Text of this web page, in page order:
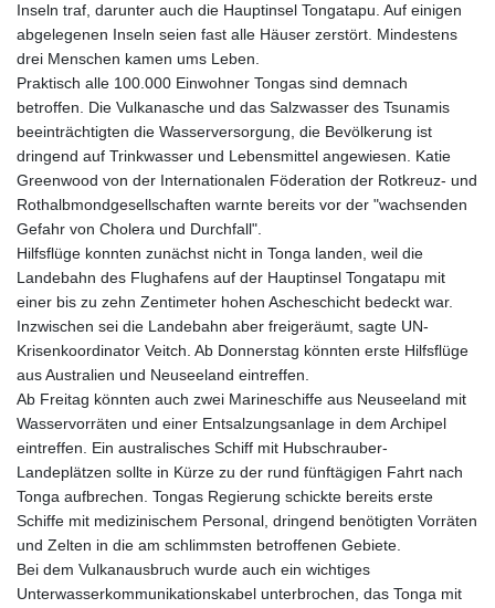
1590322.371805
ISK 142.598215
JEP 0.8566
JMD 183.583315
JOD 0.819746
JPY 182.445186
KES 148.887592
KGS 101.104505
KHR 4685.244046
KMF 492.514185
KRW 1627.712241
KWD 0.356853
KYD 0.963346
KZT 541.784389
LAK 26108.437325
LBP
103531.946431
LKR 387.745291
LRD 209.896866
LSL 18.648909
LTL 3.413768
LVL 0.699335
LYD 7.358849
MAD 10.757887
MDL 20.102303
Inseln traf, darunter auch die Hauptinsel Tongatapu. Auf einigen
abgelegenen Inseln seien fast alle Häuser zerstört. Mindestens
drei Menschen kamen ums Leben.
Praktisch alle 100.000 Einwohner Tongas sind demnach
betroffen. Die Vulkanasche und das Salzwasser des Tsunamis
beeinträchtigten die Wasserversorgung, die Bevölkerung ist
dringend auf Trinkwasser und Lebensmittel angewiesen. Katie
Greenwood von der Internationalen Föderation der Rotkreuz- und
Rothalbmondgesellschaften warnte bereits vor der "wachsenden
Gefahr von Cholera und Durchfall".
Hilfsflüge konnten zunächst nicht in Tonga landen, weil die
Landebahn des Flughafens auf der Hauptinsel Tongatapu mit
einer bis zu zehn Zentimeter hohen Ascheschicht bedeckt war.
Inzwischen sei die Landebahn aber freigeräumt, sagte UN-
Krisenkoordinator Veitch. Ab Donnerstag könnten erste Hilfsflüge
aus Australien und Neuseeland eintreffen.
Ab Freitag könnten auch zwei Marineschiffe aus Neuseeland mit
Wasservorräten und einer Entsalzungsanlage in dem Archipel
eintreffen. Ein australisches Schiff mit Hubschrauber-
Landeplätzen sollte in Kürze zu der rund fünftägigen Fahrt nach
Tonga aufbrechen. Tongas Regierung schickte bereits erste
Schiffe mit medizinischem Personal, dringend benötigten Vorräten
und Zelten in die am schlimmsten betroffenen Gebiete.
Bei dem Vulkanausbruch wurde auch ein wichtiges
Unterwasserkommunikationskabel unterbrochen, das Tonga mit